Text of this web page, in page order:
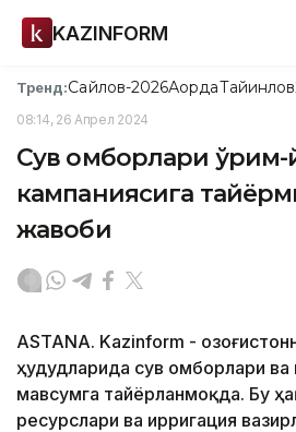
KAZINFORM
Тренд:Сайлов-2026АқордаТайинлов
08:14, 26 Апрел 2024
Сув омборлари ўрим-
кампаниясига
жавоби
ASTANA. Kazinform -
ҳудудларида сув омборлари ва
мавсумга тайёрланмоқда. Бу
ресурслари ва ирригация